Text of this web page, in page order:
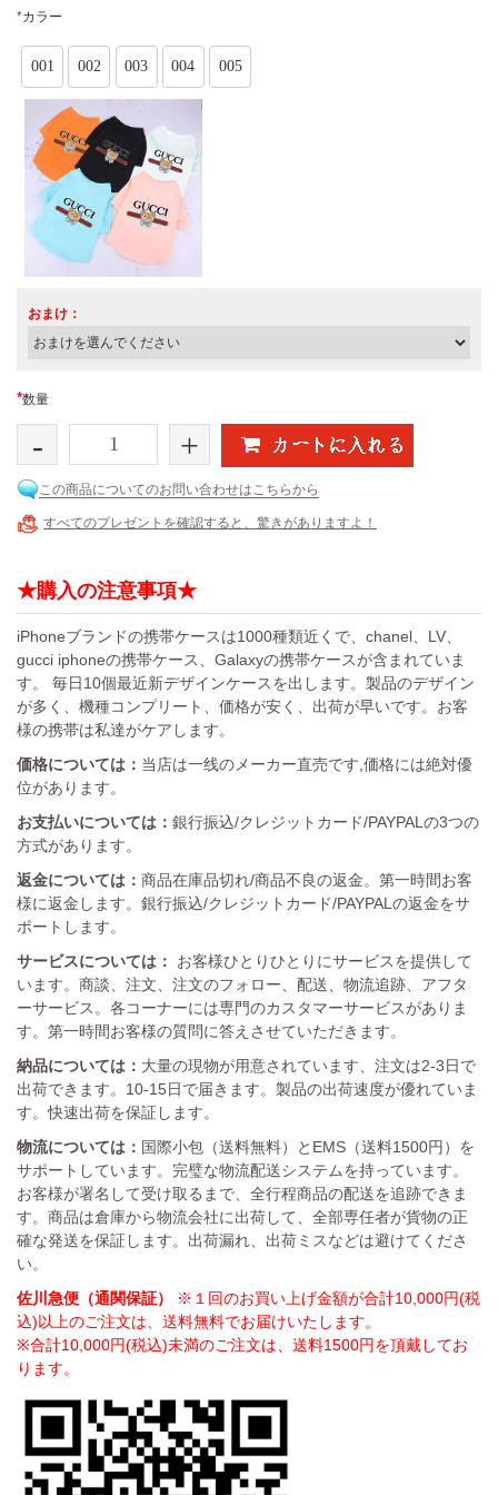
*カラー
001 002 003 004 005
おまけ：
*数量
- +
この商品についてのお問い合わせはこちらから
すべてのプレゼントを確認すると、驚きがありますよ！
★購入の注意事項★
iPhoneブランドの携帯ケースは1000種類近くで、chanel、LV、
gucci iphoneの携帯ケース、Galaxyの携帯ケースが含まれていま
す。 毎日10個最近新デザインケースを出します。製品のデザイン
が多く、機種コンプリート、価格が安く、出荷が早いです。お客
様の携帯は私達がケアします。
価格については： 当店は一线のメーカー直売です,価格には絶対優
位があります。
お支払いについては： 銀行振込/クレジットカード/PAYPALの3つの
方式があります。
返金については： 商品在庫品切れ/商品不良の返金。第一時間お客
様に返金します。銀行振込/クレジットカード/PAYPALの返金をサ
ポートします。
サービスについては：
お客様ひとりひとりにサービスを提供して
います。商談、注文、注文のフォロー、配送、物流追跡、アフタ
ーサービス。各コーナーには専門のカスタマーサービスがありま
す。第一時間お客様の質問に答えさせていただきます。
納品については： 大量の現物が用意されています、注文は2-3日で
出荷できます。10-15日で届きます。製品の出荷速度が優れていま
す。快速出荷を保証します。
物流については： 国際小包（送料無料）とEMS（送料1500円）を
サポートしています。完璧な物流配送システムを持っています。
お客様が署名して受け取るまで、全行程商品の配送を追跡できま
す。商品は倉庫から物流会社に出荷して、全部専任者が貨物の正
確な発送を保証します。出荷漏れ、出荷ミスなどは避けてくださ
い。
佐川急便（通関保証）
※１回のお買い上げ金額が合計10,000円(税
込)以上のご注文は、送料無料でお届けいたします。
※合計10,000円(税込)未満のご注文は、送料1500円を頂戴してお
ります。